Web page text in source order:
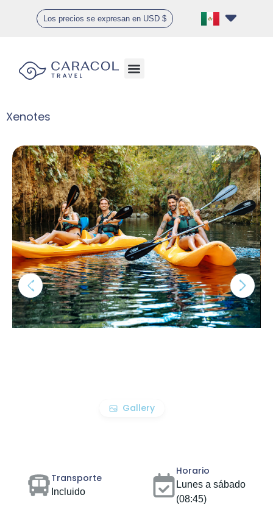
Los precios se expresan en USD $
Xenotes
Gallery
Transporte
Incluido
Horario
Lunes a sábado
(08:45)